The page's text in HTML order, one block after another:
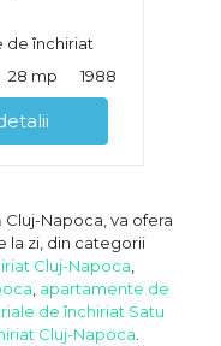
de închiriat
28 mp 1988
Cluj-Napoca, va ofera
la zi, din categorii
Cluj-Napoca
apartamente de
de închiriat Satu
Cluj-Napoca